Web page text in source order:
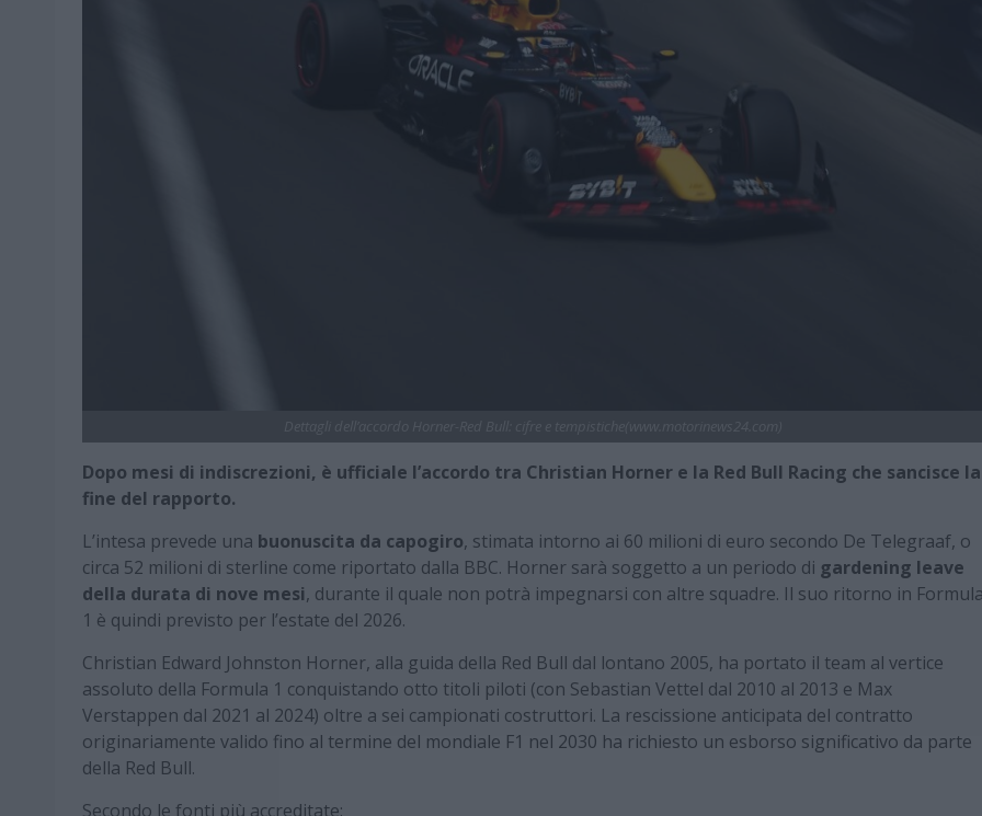
Dopo mesi di indiscrezioni, è ufficiale l’accordo tra Christian Horner e la Red Bull Racing che sancisce la
fine del rapporto.
L’intesa prevede una buonuscita da capogiro, stimata intorno ai 60 milioni di euro secondo De Telegraaf, o
circa 52 milioni di sterline come riportato dalla BBC. Horner sarà soggetto a un periodo di gardening leave
della durata di nove mesi, durante il quale non potrà impegnarsi con altre squadre. Il suo ritorno in
1 è quindi previsto per l’estate del 2026.
Christian Edward Johnston Horner, alla guida della Red Bull dal lontano 2005, ha portato il team al vertice
assoluto della Formula 1 conquistando otto titoli piloti (con Sebastian Vettel dal 2010 al 2013 e Max
Verstappen dal 2021 al 2024) oltre a sei campionati costruttori. La rescissione anticipata del contratto
originariamente valido fino al termine del mondiale F1 nel 2030 ha richiesto un esborso significativo da parte
della Red Bull.
Secondo le fonti più accreditate: